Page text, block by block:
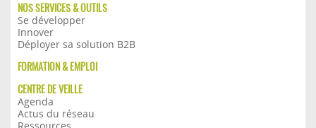
NOS SERVICES & OUTILS
Se développer
Innover
Déployer sa solution B2B
FORMATION & EMPLOI
CENTRE DE VEILLE
Agenda
Actus du réseau